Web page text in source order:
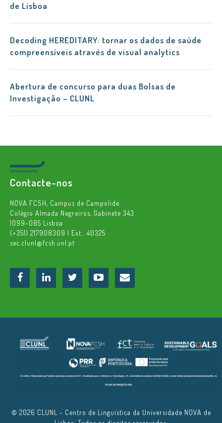
de Lisboa
Decoding HEREDITARY: tornar os dados de saúde
compreensíveis através de visual analytics
Abertura de concurso para duas Bolsas de
Investigação – CLUNL
Contacte-nos
NOVA FCSH, Campus de Campolide
Colégio Almada Negreiros, Gabinete 343
1099-085 Lisboa
(+351) 217908309 | Ext.: 40325
sec.clunl@fcsh.unl.pt
© 2026 CLUNL - Centro de Linguística da Universidade NOVA de